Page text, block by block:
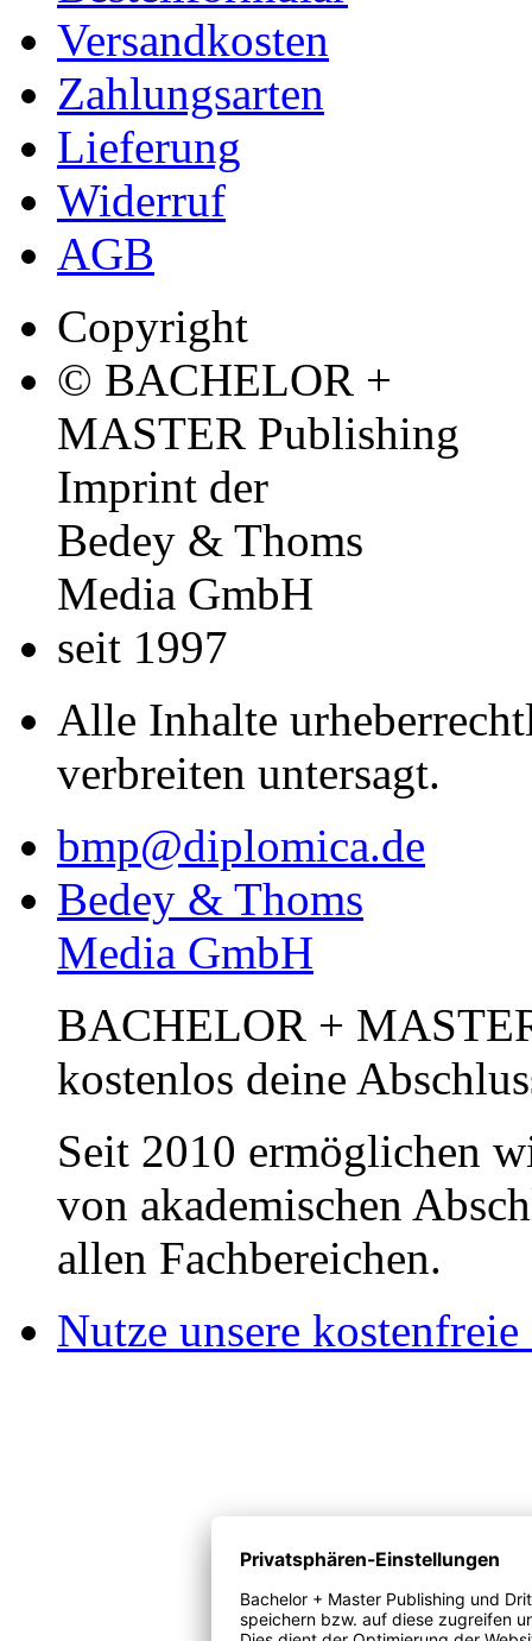
Versandkosten
Zahlungsarten
Lieferung
Widerruf
AGB
Copyright
© BACHELOR +
MASTER Publishing
Imprint der
Bedey & Thoms
Media GmbH
seit 1997
Alle Inhalte
verbreiten untersagt.
bmp@diplomica.de
Bedey & Thoms
Media GmbH
BACHELOR +
kostenlos deine
Seit 2010 ermöglichen
von akademischen
allen Fachbereichen.
Nutze unsere